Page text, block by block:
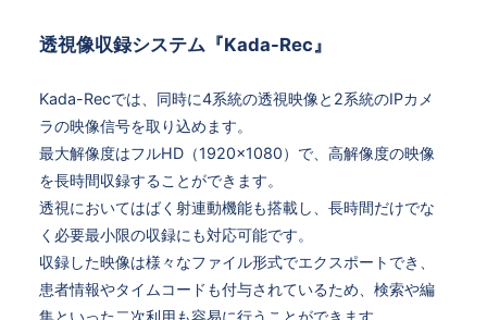
透視像収録システム『Kada-Rec』
Kada-Recでは、同時に4系統の透視映像と2系統のIPカメ
ラの映像信号を取り込めます。
最大解像度はフルHD（1920×1080）で、高解像度の映像
を長時間収録することができます。
透視においてはばく射連動機能も搭載し、長時間だけでな
く必要最小限の収録にも対応可能です。
収録した映像は様々なファイル形式でエクスポートでき、
患者情報やタイムコードも付与されているため、検索や編
集といった二次利用も容易に行うことができます。